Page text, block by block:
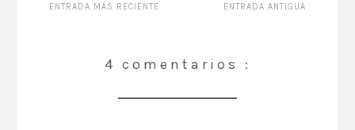
ENTRADA MÁS RECIENTE ENTRADA ANTIGUA
4 comentarios :